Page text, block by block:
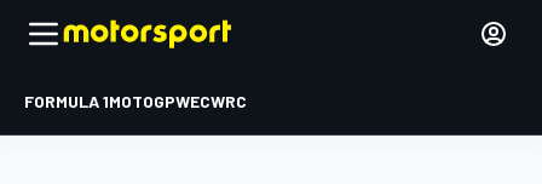
FORMULA 1MOTOGPWECWRC